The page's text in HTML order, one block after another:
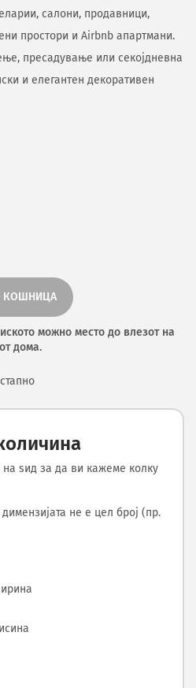
салони, продавници,
простори и Airbnb апартмани.
пресадување или секојдневна
и елегантен декоративен
КОШНИЦА
можно место до влезот на
дома.
ѕид за да ви кажеме колку
не е цел број (пр.